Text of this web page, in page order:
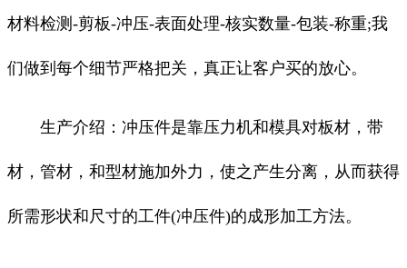
材料检测-剪板-冲压-表面处理-核实数量-包装-称重;我
们做到每个细节严格把关，真正让客户买的放心。
生产介绍：冲压件是靠压力机和模具对板材，带
材，管材，和型材施加外力，使之产生分离，从而获得
所需形状和尺寸的工件(冲压件)的成形加工方法。